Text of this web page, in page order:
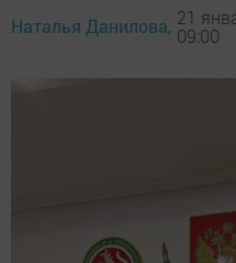
Наталья Данилова, 21
09:00